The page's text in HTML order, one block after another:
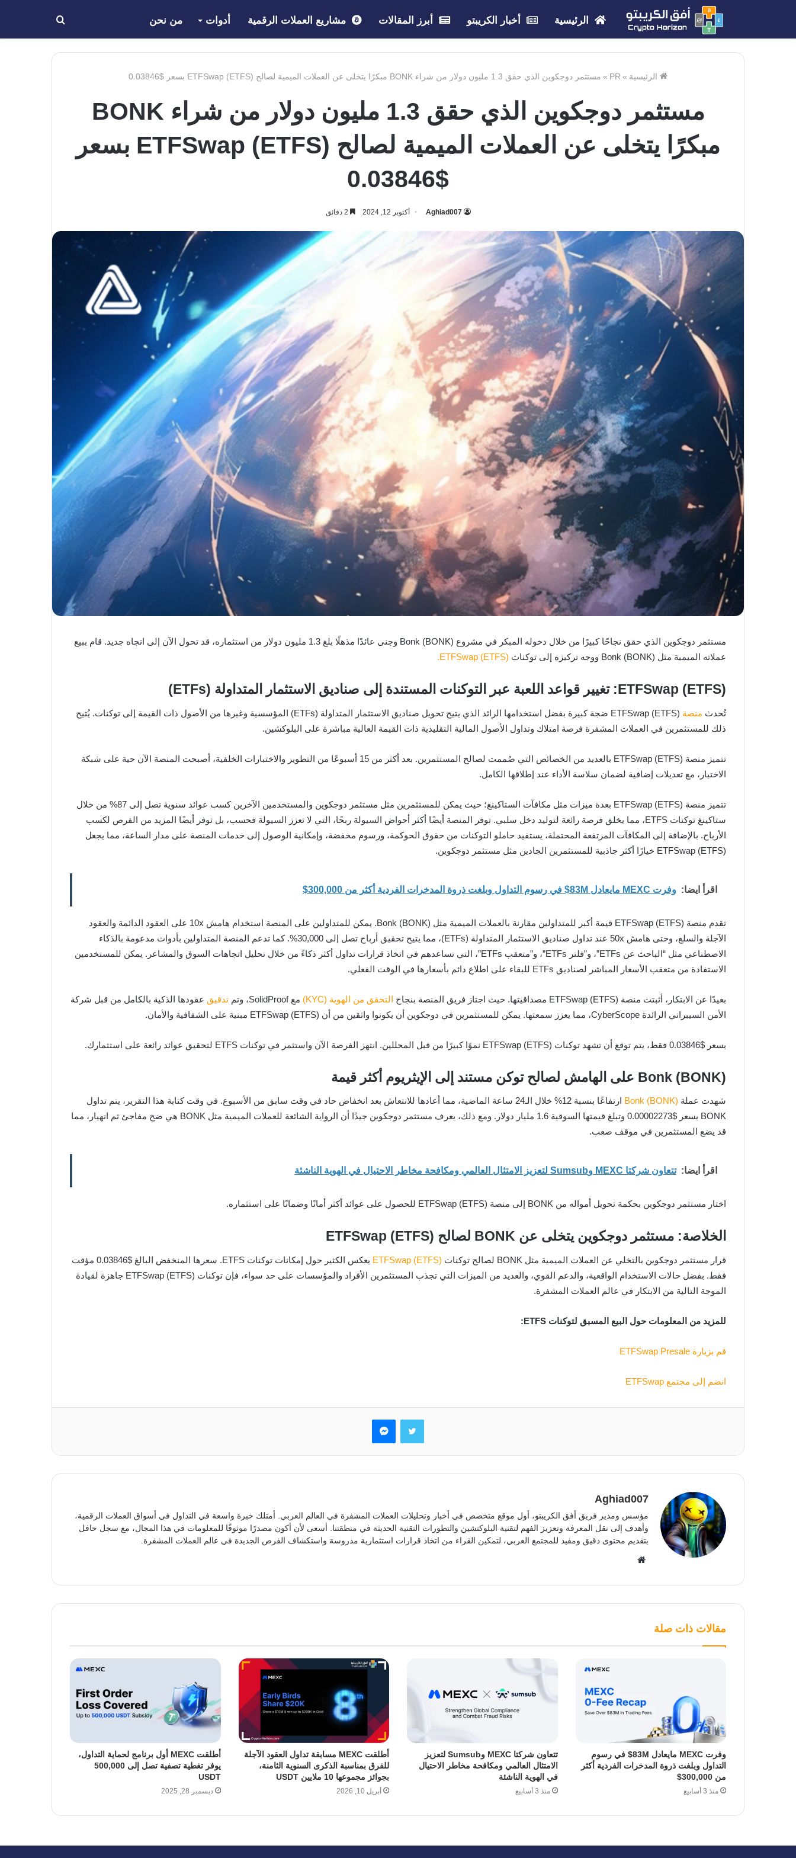
الرئيسية أخبار الكريبتو أبرز المقالات مشاريع العملات الرقمية أدوات من نحن بحث
عن
الرئيسية »
PR
» مستثمر دوجكوين الذي حقق 1.3 مليون دولار من شراء BONK مبكرًا يتخلى عن العملات الميمية لصالح ETFSwap (ETFS) بسعر $0.03846
مستثمر دوجكوين الذي حقق 1.3 مليون دولار من شراء BONK
مبكرًا يتخلى عن العملات الميمية لصالح ETFSwap (ETFS) بسعر
$0.03846
Aghiad007 أكتوبر 12, 2024
مستثمر دوجكوين الذي حقق نجاحًا كبيرًا من خلال دخوله المبكر في مشروع Bonk (BONK) وجنى عائدًا مذهلًا بلغ 1.3 مليون دولار من استثماره، قد تحول الآن إلى اتجاه جديد. قام ببيع
عملاته الميمية مثل Bonk (BONK) ووجه تركيزه إلى توكنات
ETFSwap (ETFS): تغيير قواعد اللعبة عبر التوكنات المستندة إلى صناديق الاستثمار المتداولة (ETFs)
تُحدث منصة
ETFSwap (ETFS) ضجة كبيرة بفضل استخدامها الرائد الذي يتيح تحويل صناديق الاستثمار المتداولة (ETFs) المؤسسية وغيرها من الأصول ذات القيمة إلى توكنات. يُتيح
ذلك للمستثمرين في العملات المشفرة فرصة امتلاك وتداول الأصول المالية التقليدية ذات القيمة العالية مباشرة على البلوكشين.
تتميز منصة ETFSwap (ETFS) بالعديد من الخصائص التي صُممت لصالح المستثمرين. بعد أكثر من 15 أسبوعًا من التطوير والاختبارات الخلفية، أصبحت المنصة الآن حية على شبكة
الاختبار، مع تعديلات إضافية لضمان سلاسة الأداء عند إطلاقها الكامل.
تتميز منصة ETFSwap (ETFS) بعدة ميزات مثل مكافآت الستاكينغ؛ حيث يمكن للمستثمرين مثل مستثمر دوجكوين والمستخدمين الآخرين كسب عوائد سنوية تصل إلى 87% من خلال
ستاكينغ توكنات ETFS، مما يخلق فرصة رائعة لتوليد دخل سلبي. توفر المنصة أيضًا أكثر أحواض السيولة ربحًا، التي لا تعزز السيولة فحسب، بل توفر أيضًا المزيد من الفرص لكسب
الأرباح. بالإضافة إلى المكافآت المرتفعة المحتملة، يستفيد حاملو التوكنات من حقوق الحوكمة، ورسوم مخفضة، وإمكانية الوصول إلى خدمات المنصة على مدار الساعة، مما يجعل
ETFSwap (ETFS) خيارًا أكثر جاذبية للمستثمرين الجادين مثل مستثمر دوجكوين.
اقرأ ايضا: وفرت MEXC مايعادل 83M$ في رسوم التداول وبلغت ذروة المدخرات الفردية أكثر من 300,000$
تقدم منصة ETFSwap (ETFS) قيمة أكبر للمتداولين مقارنة بالعملات الميمية مثل Bonk (BONK). يمكن للمتداولين على المنصة استخدام هامش 10x على العقود الدائمة والعقود
الآجلة والسلع، وحتى هامش 50x عند تداول صناديق الاستثمار المتداولة (ETFs)، مما يتيح تحقيق أرباح تصل إلى 30,000%. كما تدعم المنصة المتداولين بأدوات مدعومة بالذكاء
الاصطناعي مثل “الباحث عن ETFs”، و”فلتر ETFs”، و”متعقب ETFs”، التي تساعدهم في اتخاذ قرارات تداول أكثر ذكاءً من خلال تحليل اتجاهات السوق والمشاعر. يمكن للمستخدمين
الاستفادة من متعقب الأسعار المباشر لصناديق ETFs للبقاء على اطلاع دائم بأسعارها في الوقت الفعلي.
بعيدًا عن الابتكار، أثبتت منصة ETFSwap (ETFS) مصداقيتها. حيث اجتاز فريق المنصة بنجاح التحقق من الهوية (KYC) مع SolidProof، وتم تدقيق عقودها الذكية بالكامل من قبل شركة
الأمن السيبراني الرائدة CyberScope، مما يعزز سمعتها. يمكن للمستثمرين في دوجكوين أن يكونوا واثقين من أن ETFSwap (ETFS) مبنية على الشفافية والأمان.
بسعر $0.03846 فقط، يتم توقع أن تشهد توكنات ETFSwap (ETFS) نموًا كبيرًا من قبل المحللين. انتهز الفرصة الآن واستثمر في توكنات ETFS لتحقيق عوائد رائعة على استثمارك.
Bonk (BONK) على الهامش لصالح توكن مستند إلى الإيثريوم أكثر قيمة
شهدت عملة Bonk (BONK)
ارتفاعًا بنسبة 12% خلال الـ24 ساعة الماضية، مما أعادها للانتعاش بعد انخفاض حاد في وقت سابق من الأسبوع. في وقت كتابة هذا التقرير، يتم تداول
BONK بسعر $0.00002273 وتبلغ قيمتها السوقية 1.6 مليار دولار. ومع ذلك، يعرف مستثمر دوجكوين جيدًا أن الرواية الشائعة للعملات الميمية مثل BONK هي ضخ مفاجئ ثم انهيار، مما
قد يضع المستثمرين في موقف صعب.
اقرأ ايضا: تتعاون شركتا MEXC وSumsub لتعزيز الامتثال العالمي ومكافحة مخاطر الاحتيال في الهوية الناشئة
اختار مستثمر دوجكوين بحكمة تحويل أمواله من BONK إلى منصة ETFSwap (ETFS) للحصول على عوائد أكثر أمانًا وضمانًا على استثماره.
الخلاصة: مستثمر دوجكوين يتخلى عن BONK لصالح ETFSwap (ETFS)
قرار مستثمر دوجكوين بالتخلي عن العملات الميمية مثل BONK لصالح توكنات ETFSwap (ETFS)
يعكس الكثير حول إمكانات توكنات ETFS. سعرها المنخفض البالغ $0.03846 مؤقت
فقط. بفضل حالات الاستخدام الواقعية، والدعم القوي، والعديد من الميزات التي تجذب المستثمرين الأفراد والمؤسسات على حد سواء، فإن توكنات ETFSwap (ETFS) جاهزة لقيادة
الموجة التالية من الابتكار في عالم العملات المشفرة.
للمزيد من المعلومات حول البيع المسبق لتوكنات ETFS:
قم بزيارة ETFSwap Presale
انضم إلى مجتمع ETFSwap
تويتر ماسنجر
Aghiad007
مؤسس ومدير فريق أفق الكريبتو، أول موقع متخصص في أخبار وتحليلات العملات المشفرة في العالم العربي. أمتلك خبرة واسعة في التداول في أسواق العملات الرقمية،
وأهدف إلى نقل المعرفة وتعزيز الفهم لتقنية البلوكتشين والتطورات التقنية الحديثة في منطقتنا. أسعى لأن أكون مصدرًا موثوقًا للمعلومات في هذا المجال، مع سجل حافل
بتقديم محتوى دقيق ومفيد للمجتمع العربي، لتمكين القراء من اتخاذ قرارات استثمارية مدروسة واستكشاف الفرص الجديدة في عالم العملات المشفرة.
مقالات ذات صلة
وفرت MEXC مايعادل 83M$ في رسوم
التداول وبلغت ذروة المدخرات الفردية أكثر
من 300,000$
منذ 3 أسابيع
تتعاون شركتا MEXC وSumsub لتعزيز
الامتثال العالمي ومكافحة مخاطر الاحتيال
في الهوية الناشئة
منذ 3 أسابيع
أطلقت MEXC مسابقة تداول العقود الآجلة
للفرق بمناسبة الذكرى السنوية الثامنة،
بجوائز مجموعها 10 ملايين USDT
أبريل 10, 2026
أطلقت MEXC أول برنامج لحماية التداول،
يوفر تغطية تصفية تصل إلى 500,000
USDT
ديسمبر 28, 2025